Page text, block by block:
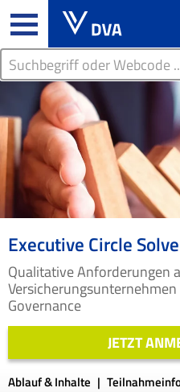
Executive Circle
Qualitative Anforderungen
Governance
JETZT
Ablauf & Inhalte